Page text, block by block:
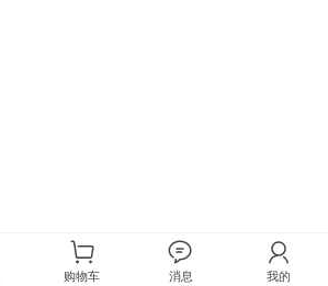
购物车 消息 我的